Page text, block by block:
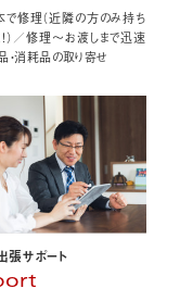
修理（近隣の方のみ持ち
）／修理〜お渡しまで迅速
・消耗品の取り寄せ
張サポート